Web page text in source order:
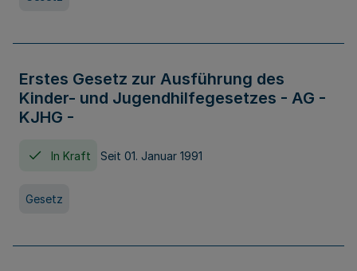
Erstes Gesetz zur Ausführung des
Kinder- und Jugendhilfegesetzes - AG -
KJHG -
In Kraft Seit 01. Januar 1991
Gesetz